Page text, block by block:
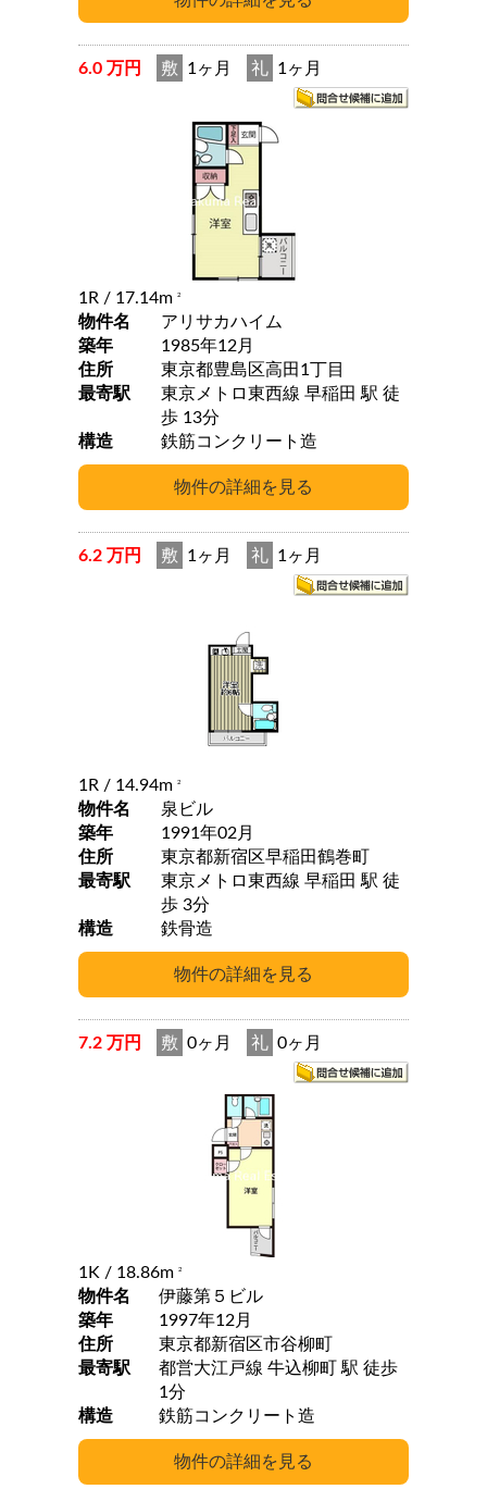
6.0 万円 敷 1ヶ月 礼 1ヶ月
1R / 17.14m 2
物件名
アリサカハイム
築年
1985年12月
住所
東京都豊島区高田1丁目
最寄駅
東京メトロ東西線 早稲田 駅 徒
歩 13分
構造
鉄筋コンクリート造
6.2 万円 敷 1ヶ月 礼 1ヶ月
1R / 14.94m 2
物件名
泉ビル
築年
1991年02月
住所
東京都新宿区早稲田鶴巻町
最寄駅
東京メトロ東西線 早稲田 駅 徒
歩 3分
構造
鉄骨造
7.2 万円 敷 0ヶ月 礼 0ヶ月
1K / 18.86m 2
物件名
伊藤第５ビル
築年
1997年12月
住所
東京都新宿区市谷柳町
最寄駅
都営大江戸線 牛込柳町 駅 徒歩
1分
構造
鉄筋コンクリート造